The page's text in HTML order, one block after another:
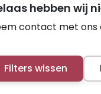
hebben wij
contact met ons
Filters wissen